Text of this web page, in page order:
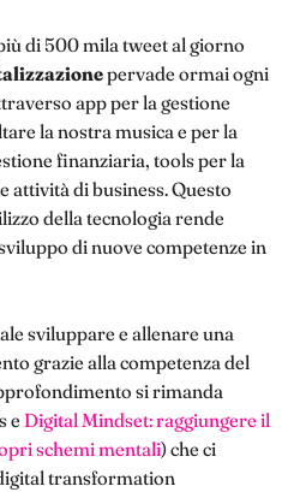
di 500 mila tweet al giorno
pervade ormai ogni
app per la gestione
la nostra musica e per la
finanziaria, tools per la
attività di business. Questo
della tecnologia rende
di nuove competenze in
sviluppare e allenare una
grazie alla competenza del
si rimanda
e Digital Mindset: raggiungere il
schemi mentali) che ci
transformation